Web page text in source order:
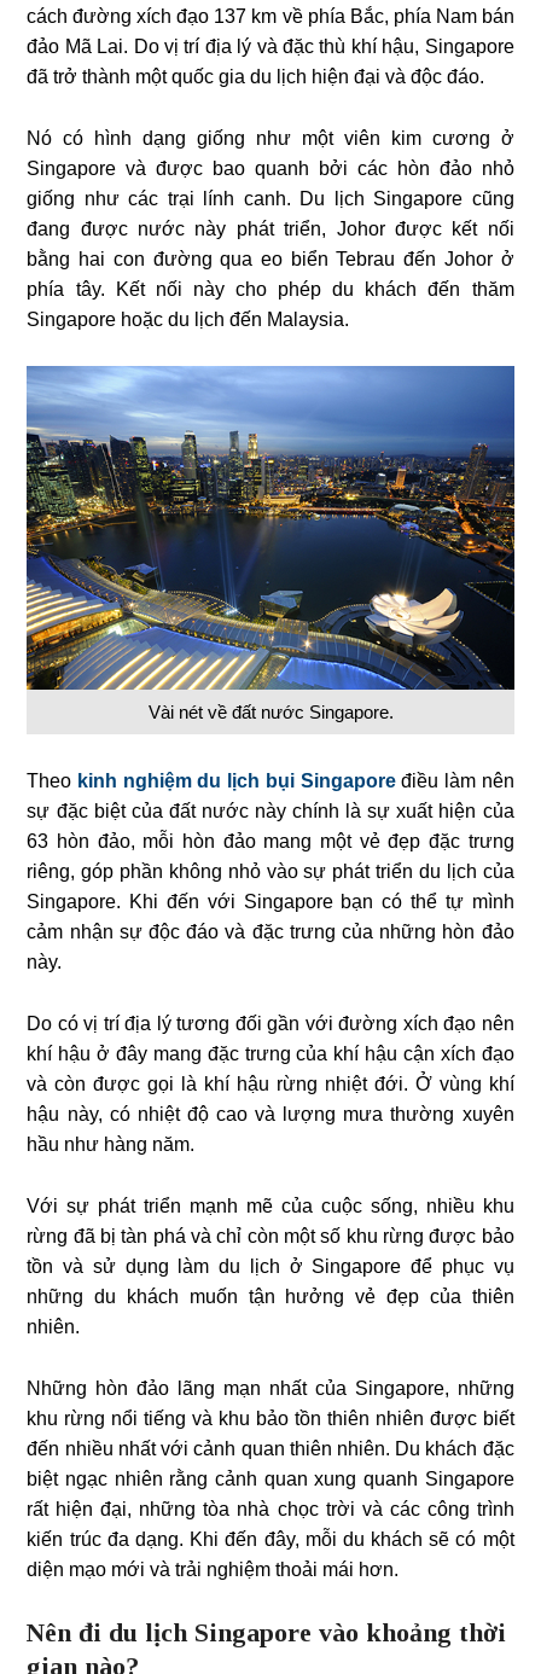
cách đường xích đạo 137 km về phía Bắc, phía Nam bán
đảo Mã Lai. Do vị trí địa lý và đặc thù khí hậu, Singapore
đã trở thành một quốc gia du lịch hiện đại và độc đáo.
Nó có hình dạng giống như một viên kim cương ở
Singapore và được bao quanh bởi các hòn đảo nhỏ
giống như các trại lính canh. Du lịch Singapore cũng
đang được nước này phát triển, Johor được kết nối
bằng hai con đường qua eo biển Tebrau đến Johor ở
phía tây. Kết nối này cho phép du khách đến thăm
Singapore hoặc du lịch đến Malaysia.
Vài nét về đất nước Singapore.
Theo kinh nghiệm du lịch bụi Singapoređiều làm nên
sự đặc biệt của đất nước này chính là sự xuất hiện của
63 hòn đảo, mỗi hòn đảo mang một vẻ đẹp đặc trưng
riêng, góp phần không nhỏ vào sự phát triển du lịch của
Singapore. Khi đến với Singapore bạn có thể tự mình
cảm nhận sự độc đáo và đặc trưng của những hòn đảo
này.
Do có vị trí địa lý tương đối gần với đường xích đạo nên
khí hậu ở đây mang đặc trưng của khí hậu cận xích đạo
và còn được gọi là khí hậu rừng nhiệt đới. Ở vùng khí
hậu này, có nhiệt độ cao và lượng mưa thường xuyên
hầu như hàng năm.
Với sự phát triển mạnh mẽ của cuộc sống, nhiều khu
rừng đã bị tàn phá và chỉ còn một số khu rừng được bảo
tồn và sử dụng làm du lịch ở Singapore để phục vụ
những du khách muốn tận hưởng vẻ đẹp của thiên
nhiên.
Những hòn đảo lãng mạn nhất của Singapore, những
khu rừng nổi tiếng và khu bảo tồn thiên nhiên được biết
đến nhiều nhất với cảnh quan thiên nhiên. Du khách đặc
biệt ngạc nhiên rằng cảnh quan xung quanh Singapore
rất hiện đại, những tòa nhà chọc trời và các công trình
kiến ​​trúc đa dạng. Khi đến đây, mỗi du khách sẽ có một
diện mạo mới và trải nghiệm thoải mái hơn.
Nên đi du lịch Singapore vào khoảng thời
gian nào?